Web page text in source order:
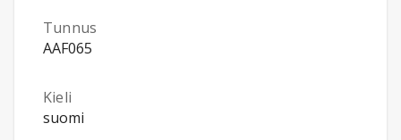
Tunnus
AAF065
Kieli
suomi